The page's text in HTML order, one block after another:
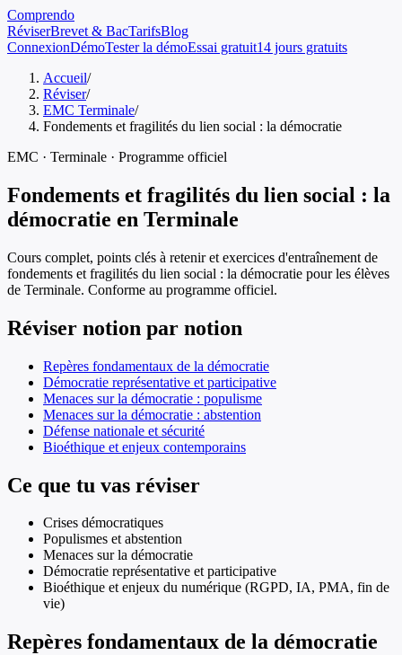
Comprendo
RéviserBrevet & BacTarifsBlog
ConnexionDémoTester la démoEssai gratuit14 jours gratuits
Accueil/
Réviser/
EMC Terminale/
Fondements et fragilités du lien social : la démocratie
EMC · Terminale · Programme officiel
Fondements et fragilités du lien social : la
démocratie en Terminale
Cours complet, points clés à retenir et exercices d'entraînement de
fondements et fragilités du lien social : la démocratie pour les élèves
de Terminale. Conforme au programme officiel.
Réviser notion par notion
Repères fondamentaux de la démocratie
Démocratie représentative et participative
Menaces sur la démocratie : populisme
Menaces sur la démocratie : abstention
Défense nationale et sécurité
Bioéthique et enjeux contemporains
Ce que tu vas réviser
Crises démocratiques
Populismes et abstention
Menaces sur la démocratie
Démocratie représentative et participative
Bioéthique et enjeux du numérique (RGPD, IA, PMA, fin de
vie)
Repères fondamentaux de la démocratie